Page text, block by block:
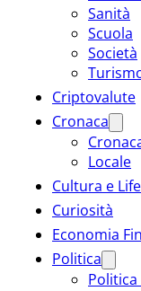
Sanità
Scuola
Società
Criptovalute
Cronaca
Locale
Cultura e
Curiosità
Economia
Politica
Politica